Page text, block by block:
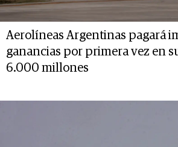
Aerolíneas Argentinas pagará
ganancias por primera vez en
6.000 millones